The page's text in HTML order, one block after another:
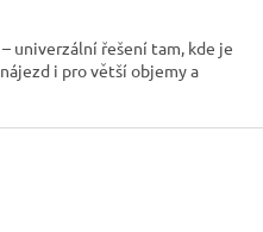
– univerzální řešení tam, kde je
i pro větší objemy a